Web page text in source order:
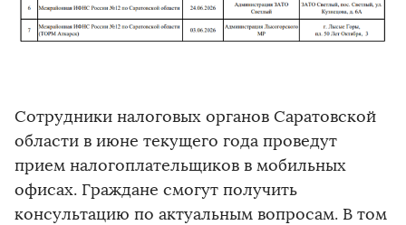
Сотрудники налоговых органов Саратовской
области в июне текущего года проведут
прием налогоплательщиков в мобильных
офисах. Граждане смогут получить
консультацию по актуальным вопросам. В том